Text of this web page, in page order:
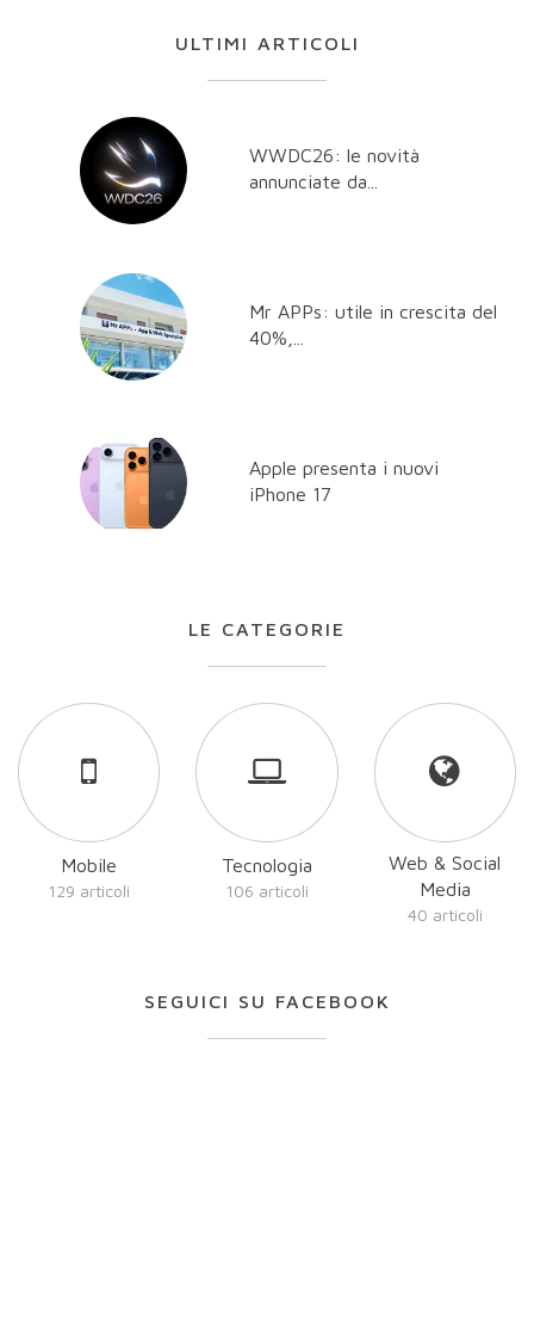
ULTIMI ARTICOLI
WWDC26: le novità
annunciate da...
Mr APPs: utile in crescita del
40%,...
Apple presenta i nuovi
iPhone 17
LE CATEGORIE
Mobile
129 articoli
Tecnologia
106 articoli
Web & Social
Media
40 articoli
SEGUICI SU FACEBOOK